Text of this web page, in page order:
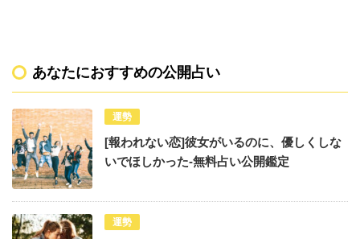
あなたにおすすめの公開占い
運勢
[報われない恋]彼女がいるのに、優しくしな
いでほしかった-無料占い公開鑑定
運勢